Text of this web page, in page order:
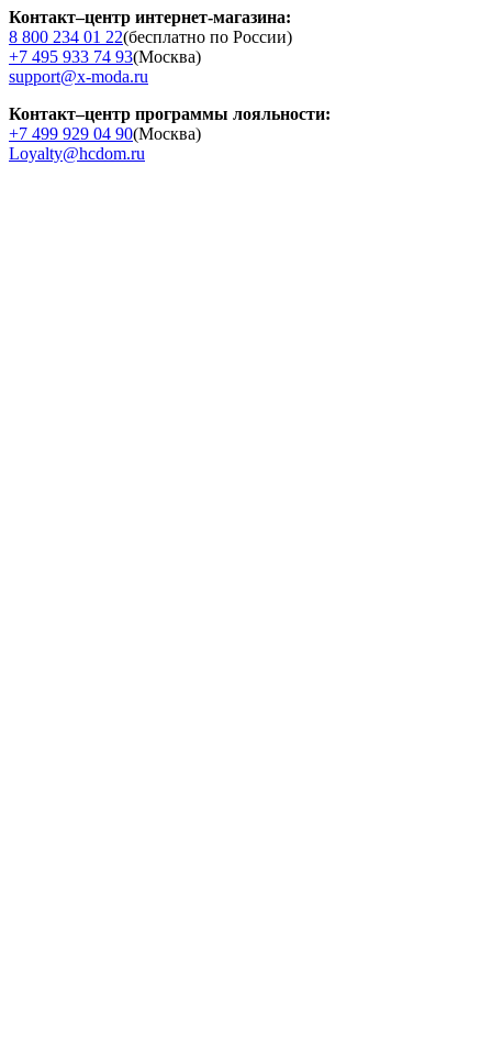
Контакт–центр интернет-магазина:
8 800 234 01 22(бесплатно по России)
+7 495 933 74 93(Москва)
support@x-moda.ru
Контакт–центр программы лояльности:
+7 499 929 04 90(Москва)
Loyalty@hcdom.ru